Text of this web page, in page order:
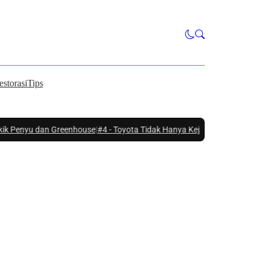
Tips
Greenhouse|#4 -Toyota Tidak Hanya Kejar EV, Strategi Hybrid Jadi